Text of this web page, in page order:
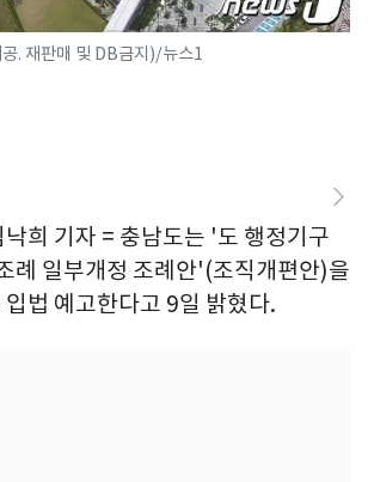
. 재판매 및 DB금지)/뉴스1
희 기자 = 충남도는 '도 행정기구
례 일부개정 조례안'(조직개편안)을
법 예고한다고 9일 밝혔다.